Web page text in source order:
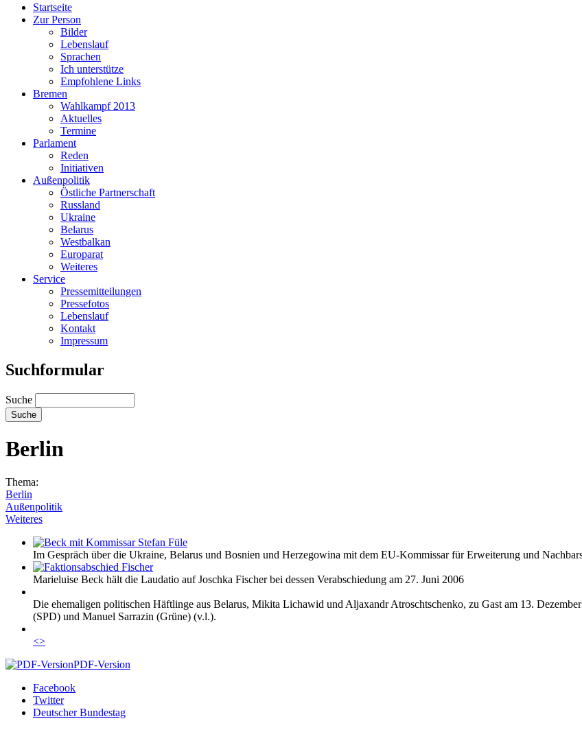
Startseite
Zur Person
Bilder
Lebenslauf
Sprachen
Ich unterstütze
Empfohlene Links
Bremen
Wahlkampf 2013
Aktuelles
Termine
Parlament
Reden
Initiativen
Außenpolitik
Östliche Partnerschaft
Russland
Ukraine
Belarus
Westbalkan
Europarat
Weiteres
Service
Pressemitteilungen
Pressefotos
Lebenslauf
Kontakt
Impressum
Suchformular
Suche
Berlin
Thema:
Berlin
Außenpolitik
Weiteres
Im Gespräch über die Ukraine, Belarus und Bosnien und Herzegowina mit dem EU-Kommissar für Erweiterung und
Marieluise Beck hält die Laudatio auf Joschka Fischer bei dessen Verabschiedung am 27. Juni 2006
Die ehemaligen politischen Häftlinge aus Belarus, Mikita Lichawid und Aljaxandr Atroschtschenko, zu Gast am 13.
(SPD) und Manuel Sarrazin (Grüne) (v.l.).
<>
PDF-Version
Facebook
Twitter
Deutscher Bundestag